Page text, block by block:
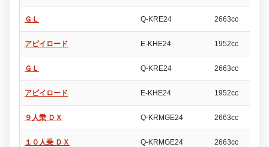
ＧＬ Q-KRE24 2663cc
アビイロード E-KHE24 1952cc
ＧＬ Q-KRE24 2663cc
アビイロード E-KHE24 1952cc
９人乗 ＤＸ Q-KRMGE24 2663cc
１０人乗 ＤＸ Q-KRMGE24 2663cc